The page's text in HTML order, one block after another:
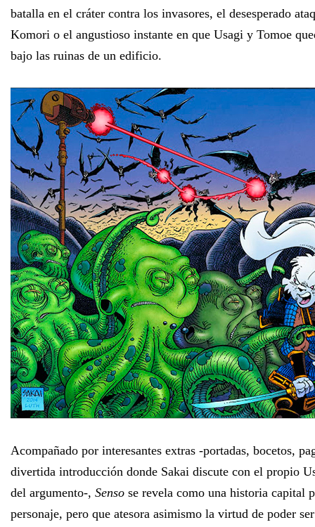
batalla en el cráter contra los invasores, el desesperado
Komori o el angustioso instante en que Usagi y Tomoe
bajo las ruinas de un edificio.
Acompañado por interesantes extras -portadas, bocetos,
divertida introducción donde Sakai discute con el propio
del argumento-, Senso se revela como una historia capital
personaje, pero que atesora asimismo la virtud de poder